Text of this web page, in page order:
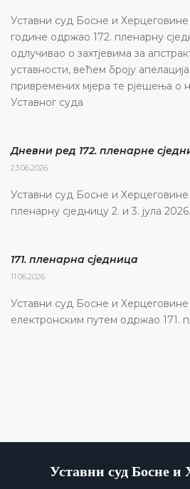
Уставни суд Босне и Херцеговине
године одржао 172. пленарну
одлучивао о захтјевима за
уставности, већем броју
привремених мјера те рјешења о
Уставног суда
Дневни ред 172. пленарне
23.06.2026.
Уставни суд Босне и
пленарну сједницу 2. и 3. јула
171. пленарна сједницa
11.06.2026.
Уставни суд Босне и Херцеговине
електронским путем одржао 171.
Уставни суд Босне и